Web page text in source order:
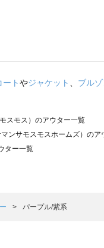
ートやジャケット 、 ブル
スモス）のアウター一覧
ンサモスモスホームズ）のア
ター一覧
（ツハルバイサマンサモスモ
ンサモスモス ラーゴム）のア
パープル/紫系